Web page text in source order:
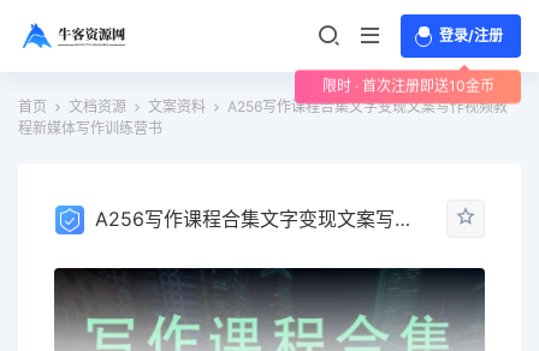
登录/注册
限时 · 首次注册即送10金币
首页
文档资源 文案资料
A256写作课程合集文字变现文案写作视频教
程新媒体写作训练营书
A256写作课程合集文字变现文案写作视频教程新媒体写作训练营书